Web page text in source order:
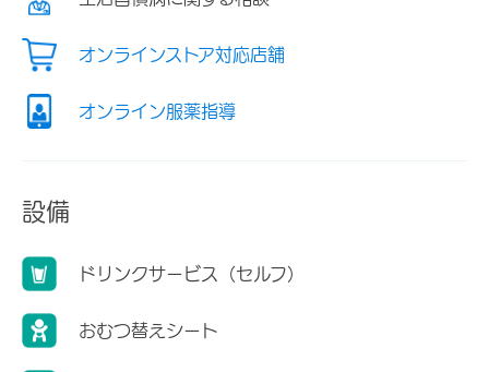
オンラインストア対応店舗
オンライン服薬指導
設備
ドリンクサービス（セルフ）
おむつ替えシート